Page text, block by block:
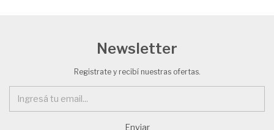
Newsletter
Registrate y recibí nuestras ofertas.